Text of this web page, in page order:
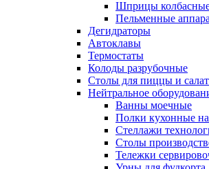
Шприцы
Пельменные
Дегидраторы
Автоклавы
Термостаты
Колоды разрубочные
Столы для пиццы и
Нейтральное
Ванны моечные
Полки кухонные
Стеллажи
Столы
Тележки